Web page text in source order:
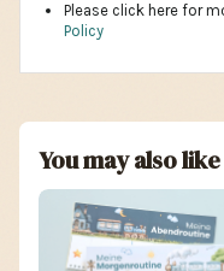
Please click here for
Policy
You may also like